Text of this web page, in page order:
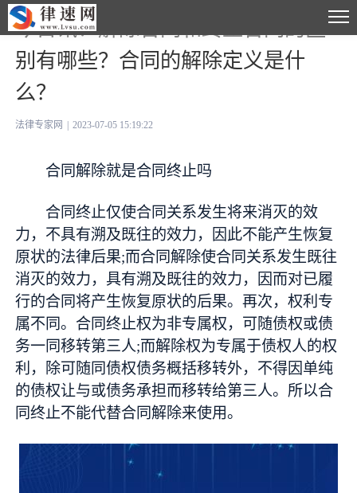
今日讯！解除合同和终止合同的区
别有哪些？合同的解除定义是什
么？
法律专家网 2023-07-05 15:19:22
合同解除就是合同终止吗
合同终止仅使合同关系发生将来消灭的效
力，不具有溯及既往的效力，因此不能产生恢复
原状的法律后果;而合同解除使合同关系发生既往
消灭的效力，具有溯及既往的效力，因而对已履
行的合同将产生恢复原状的后果。再次，权利专
属不同。合同终止权为非专属权，可随债权或债
务一同移转第三人;而解除权为专属于债权人的权
利，除可随同债权债务概括移转外，不得因单纯
的债权让与或债务承担而移转给第三人。所以合
同终止不能代替合同解除来使用。